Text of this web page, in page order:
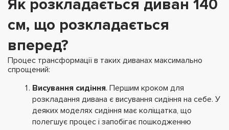
Як розкладається диван 140
см, що розкладається
вперед?
Процес трансформації в таких диванах максимально
спрощений:
Висування сидіння. Першим кроком для
розкладання дивана є висування сидіння на себе. У
деяких моделях сидіння має коліщатка, що
полегшує процес і запобігає пошкодженню